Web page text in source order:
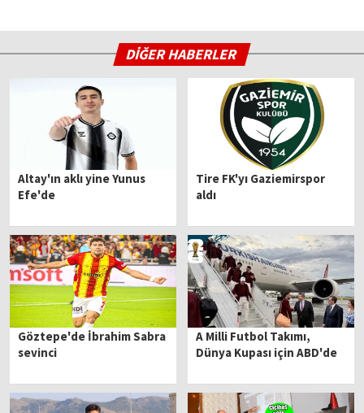
DİĞER HABERLER
Altay'ın aklı yine Yunus
Efe'de
Tire FK'yı Gaziemirspor
aldı
Göztepe'de İbrahim Sabra
sevinci
A Milli Futbol Takımı,
Dünya Kupası için ABD'de